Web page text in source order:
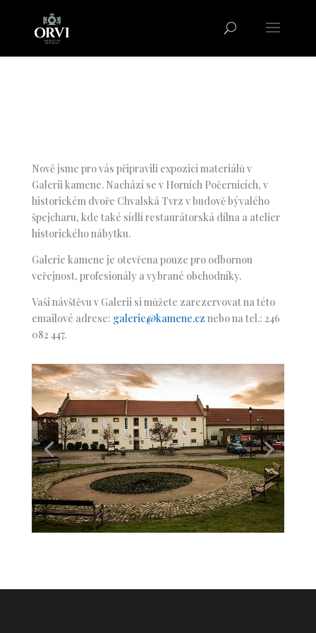
Nově jsme pro vás připravili expozici materiálů v
Galerii kamene. Nachází se v Horních Počernicích, v
historickém dvoře Chvalská Tvrz v budově bývalého
špejcharu, kde také sídlí restaurátorská dílna a atelier
historického nábytku.
Galerie kamene je otevřena pouze pro odbornou
veřejnost, profesionály a vybrané obchodníky.
Vaši návštěvu v Galerii si můžete zarezervovat na této
emailové adrese: galerie@kamene.cz nebo na tel.: 246
082 447.